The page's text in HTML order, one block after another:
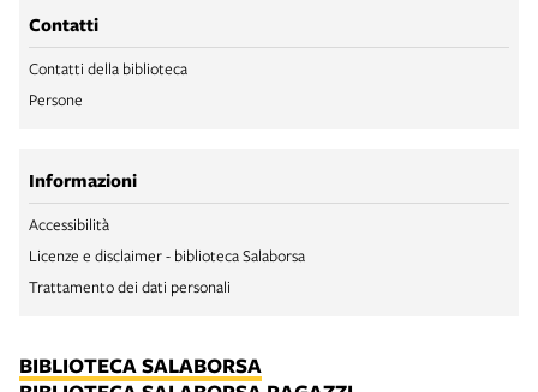
Contatti
Contatti della biblioteca
Persone
Informazioni
Accessibilità
Licenze e disclaimer - biblioteca Salaborsa
Trattamento dei dati personali
BIBLIOTECA SALABORSA